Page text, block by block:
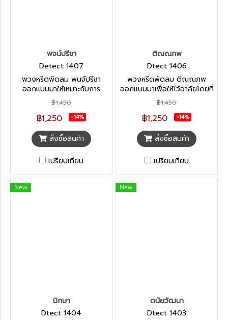
พจน์ปรีชา
Detect 1407
พวงหรีดพัดลม พนจ์ปรีชา
ออกแบบมาให้เหมาะกับการ
ไว้อาลัยทุกแบบ หมดปัญญาน้ำ
เข้าตัวพัดลม ไม่ว่างานศพจะมี
กำหนดการนานแค่ไหน หมด
หลังเสร็จงานสามารถบริจาคได้
ต่อ
฿1,450
฿1,250 -14%
สั่งซื้อสินค้า
เปรียบเทียบ
ติณณภพ
Dtect 1406
พวงหรีดพัดลม ติณณภพ
ออกแบบมาเพื่อให้ไว้อาลัยโดยที่
ไม่สูญเปล่า เหมาะกับการไว้อาลัย
ทุกแบบ ช่วยลดภาวะโลกร้อน ได้
อานิสงค์ผลบุญ มีประโยชน์ต่อ
฿1,450
฿1,250 -14%
สั่งซื้อสินค้า
เปรียบเทียบ
New
นิกษา
Dtect 1404
New
ดนัยวัฒนา
Dtect 1403